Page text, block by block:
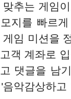
추는 게임
지를 빠르
임 미션을
객 계좌로
댓글을 남
악감상하